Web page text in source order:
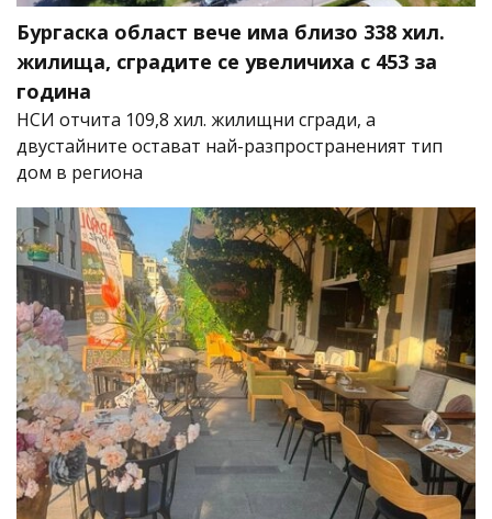
Бургаска област вече има близо 338 хил.
жилища, сградите се увеличиха с 453 за
година
НСИ отчита 109,8 хил. жилищни сгради, а
двустайните остават най-разпространеният тип
дом в региона